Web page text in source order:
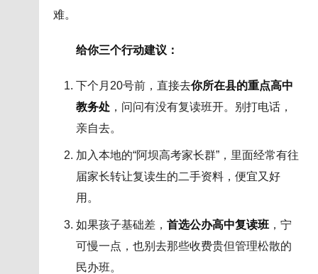
难。
给你三个行动建议：
下个月20号前，直接去你所在县的重点高中
教务处，问问有没有复读班开。别打电话，
亲自去。
加入本地的“阿坝高考家长群”，里面经常有往
届家长转让复读生的二手资料，便宜又好
用。
如果孩子基础差， 首选公办高中复读班，宁
可慢一点，也别去那些收费贵但管理松散的
民办班。